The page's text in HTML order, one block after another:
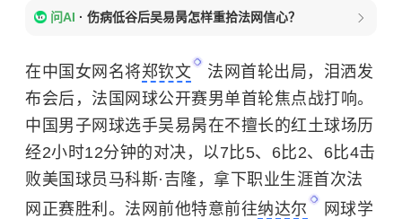
问AI · 伤病低谷后吴易昺怎样重拾法网信心？
在中国女网名将郑钦文
法网首轮出局，泪洒发
布会后，法国网球公开赛男单首轮焦点战打响。
中国男子网球选手吴易昺在不擅长的红土球场历
经2小时12分钟的对决，以7比5、6比2、6比4击
败美国球员马科斯·吉隆，拿下职业生涯首次法
网正赛胜利。法网前他特意前往纳达尔
网球学